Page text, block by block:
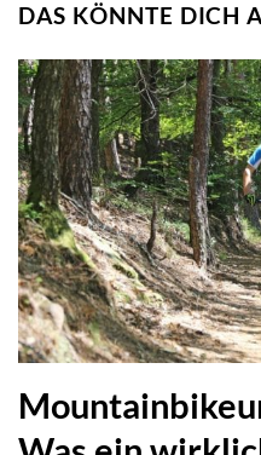
DAS KÖNNTE DICH